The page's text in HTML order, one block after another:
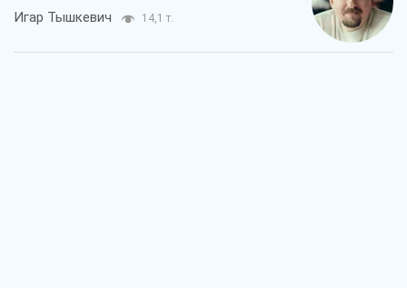
Игар Тышкевич 14,1 т.